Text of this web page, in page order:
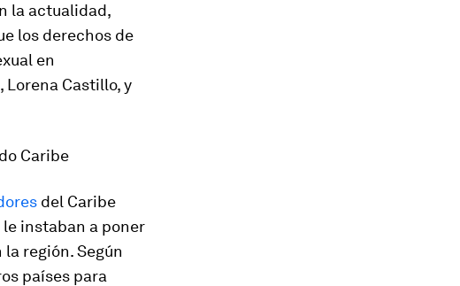
la actualidad,
los derechos de
en
Castillo, y
Caribe
del Caribe
instaban a poner
región. Según
países para